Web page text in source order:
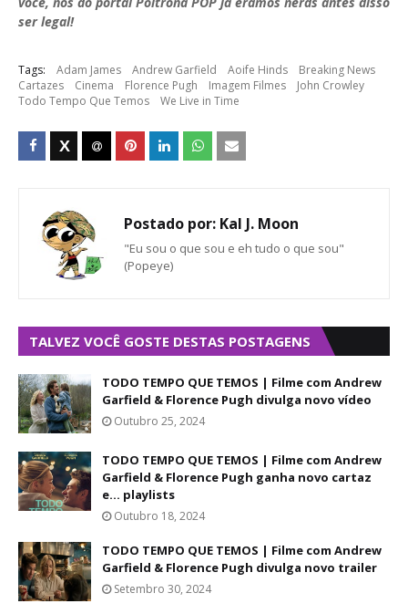
ser legal!
Tags: Adam James Andrew Garfield Aoife Hinds
Breaking News
Cartazes
Cinema Florence Pugh Imagem Filmes
John Crowley
Todo Tempo Que Temos
We Live in Time
Postado por: Kal J. Moon
"Eu sou o que sou e eh tudo o que sou"
(Popeye)
TALVEZ VOCÊ GOSTE DESTAS POSTAGENS
TODO TEMPO QUE TEMOS | Filme com Andrew
Garfield & Florence Pugh divulga novo vídeo
Outubro 25, 2024
TODO TEMPO QUE TEMOS | Filme com Andrew
Garfield & Florence Pugh ganha novo cartaz
e... playlists
Outubro 18, 2024
TODO TEMPO QUE TEMOS | Filme com Andrew
Garfield & Florence Pugh divulga novo trailer
Setembro 30, 2024